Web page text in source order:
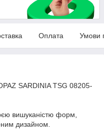
Оплата Умови
SARDINIA TSG 08205-
вишуканістю форм,
дизайном.